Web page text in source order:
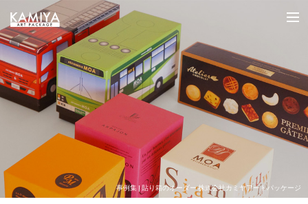
事例集 | 貼り箱のオーダー 株式会社カミヤアートパッケージ